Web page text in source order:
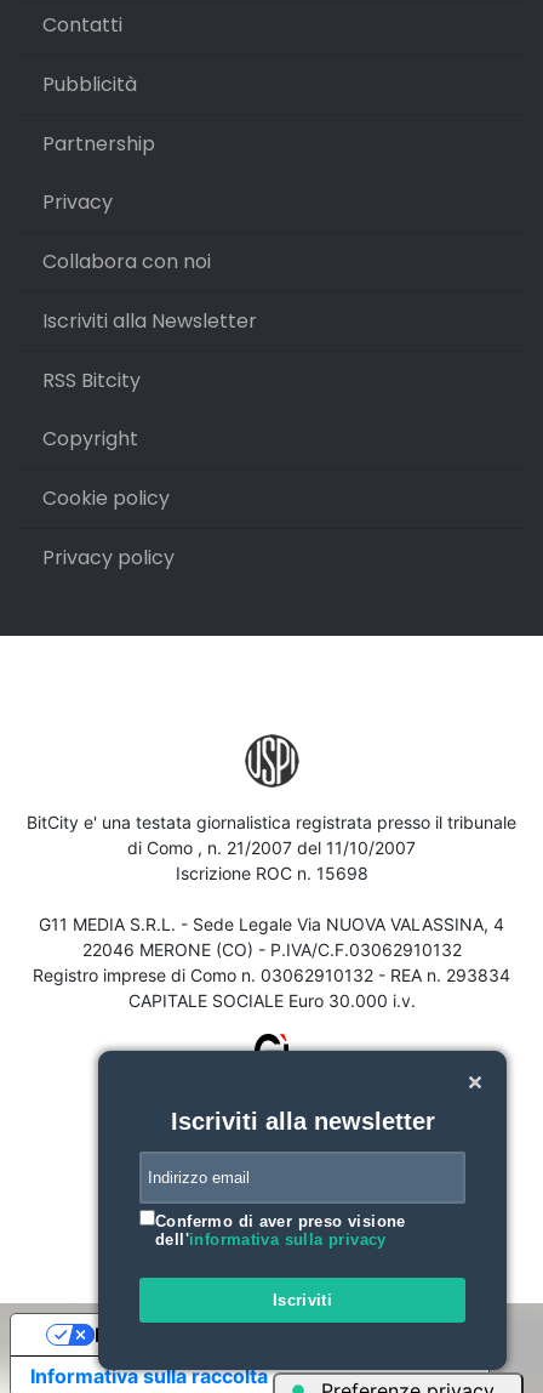
Contatti
Pubblicità
Partnership
Privacy
Collabora con noi
Iscriviti alla Newsletter
RSS Bitcity
Copyright
Cookie policy
Privacy policy
BitCity e' una testata giornalistica registrata presso il tribunale
di Como , n. 21/2007 del 11/10/2007
Iscrizione ROC n. 15698
G11 MEDIA S.R.L. - Sede Legale Via NUOVA VALASSINA, 4
22046 MERONE (CO) - P.IVA/C.F.03062910132
Registro imprese di Como n. 03062910132 - REA n. 293834
CAPITALE SOCIALE Euro 30.000 i.v.
Iscriviti alla newsletter
Confermo di aver preso visione
dell'informativa sulla privacy
Iscriviti
Informativa sulla raccolta
Le tue preferenze relative alla privacy